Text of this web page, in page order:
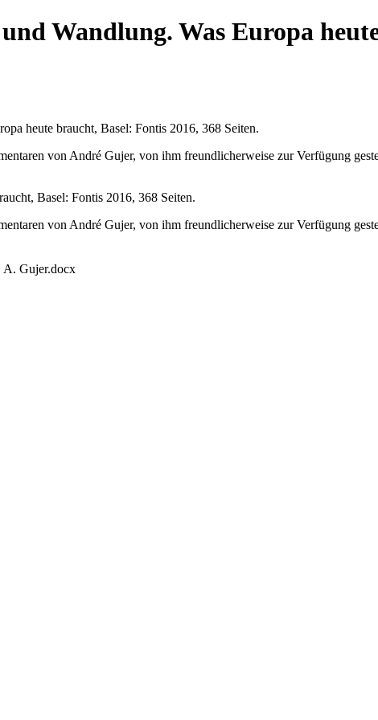
Wandlung. Was Europa
heute braucht, Basel: Fontis 2016, 368 Seiten.
von André Gujer, von ihm freundlicherweise zur Verfügung
Basel: Fontis 2016, 368 Seiten.
von André Gujer, von ihm freundlicherweise zur Verfügung
A. Gujer.docx